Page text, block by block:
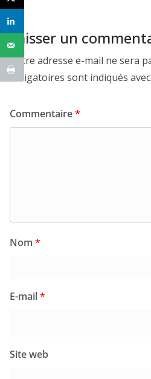
Laisser un
Votre adresse e-mail ne sera
obligatoires sont indiqués avec
Commentaire*
Nom *
E-mail*
Site web